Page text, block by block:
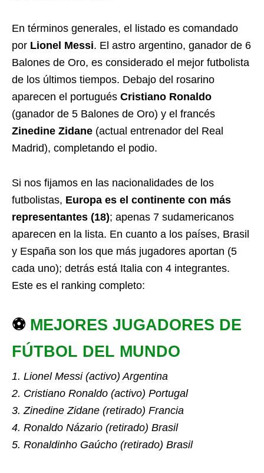
En términos generales, el listado es comandado
por Lionel Messi. El astro argentino, ganador de 6
Balones de Oro, es considerado el mejor futbolista
de los últimos tiempos. Debajo del rosarino
aparecen el portugués Cristiano Ronaldo
(ganador de 5 Balones de Oro) y el francés
Zinedine Zidane (actual entrenador del Real
Madrid), completando el podio.
Si nos fijamos en las nacionalidades de los
futbolistas, Europa es el continente con más
representantes (18); apenas 7 sudamericanos
aparecen en la lista. En cuanto a los países, Brasil
y España son los que más jugadores aportan (5
cada uno); detrás está Italia con 4 integrantes.
Este es el ranking completo:
⚽ MEJORES JUGADORES DE
FÚTBOL DEL MUNDO
1. Lionel Messi (activo) Argentina
2. Cristiano Ronaldo (activo) Portugal
3. Zinedine Zidane (retirado) Francia
4. Ronaldo Názario (retirado) Brasil
5. Ronaldinho Gaúcho (retirado) Brasil